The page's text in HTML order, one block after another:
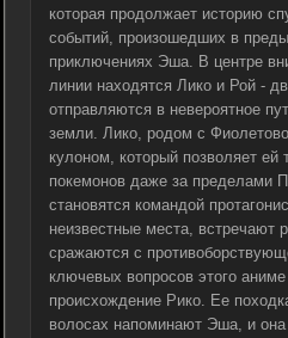
которая продолжает историю
событий, произошедших в
приключениях Эша. В центре
линии находятся Лико и Рой -
отправляются в невероятное
земли. Лико, родом с
кулоном, который позволяет ей
покемонов даже за пределами
становятся командой
неизвестные места, встречают
сражаются с
ключевых вопросов этого
происхождение Рико. Ее
волосах напоминают Эша, и она